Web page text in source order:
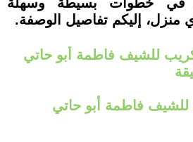
منزل، إليكم تفاصيل الوصفة.
للشيف فاطمة أبو حاتي
فاطمة أبو حاتي